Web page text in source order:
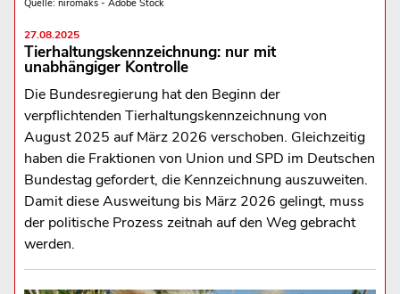
Quelle: niromaks - Adobe Stock
27.08.2025
Tierhaltungskennzeichnung: nur mit
unabhängiger Kontrolle
Die Bundesregierung hat den Beginn der
verpflichtenden Tierhaltungskennzeichnung von
August 2025 auf März 2026 verschoben. Gleichzeitig
haben die Fraktionen von Union und SPD im Deutschen
Bundestag gefordert, die Kennzeichnung auszuweiten.
Damit diese Ausweitung bis März 2026 gelingt, muss
der politische Prozess zeitnah auf den Weg gebracht
werden.